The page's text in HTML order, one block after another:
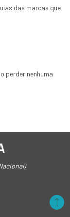
das marcas que
perder nenhuma